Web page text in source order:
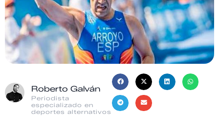
Roberto Galván
Periodista
especializado en
deportes alternativos